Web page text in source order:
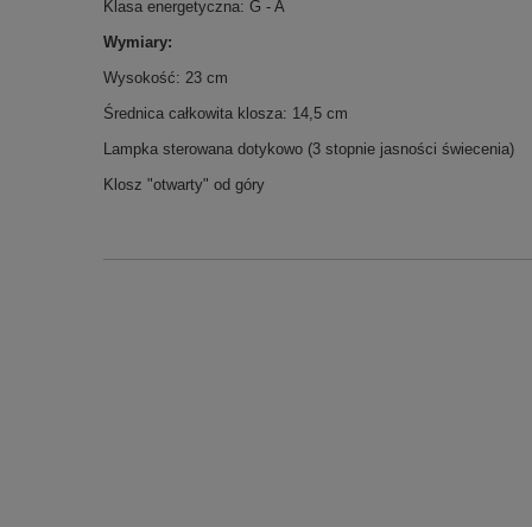
Klasa energetyczna: G - A
Wymiary:
Wysokość: 23 cm
Średnica całkowita klosza: 14,5 cm
Lampka sterowana dotykowo (3 stopnie jasności świecenia)
Klosz "otwarty" od góry